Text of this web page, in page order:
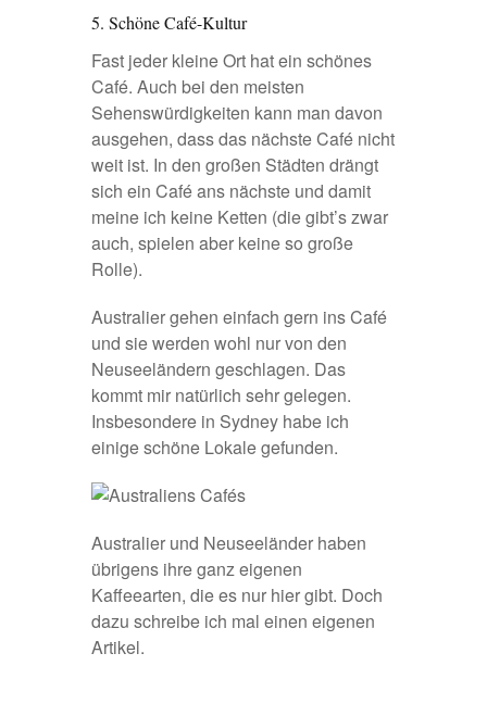
5. Schöne Café-Kultur
Fast jeder kleine Ort hat ein schönes
Café. Auch bei den meisten
Sehenswürdigkeiten kann man davon
ausgehen, dass das nächste Café nicht
weit ist. In den großen Städten drängt
sich ein Café ans nächste und damit
meine ich keine Ketten (die gibt’s zwar
auch, spielen aber keine so große
Rolle).
Australier gehen einfach gern ins Café
und sie werden wohl nur von den
Neuseeländern geschlagen. Das
kommt mir natürlich sehr gelegen.
Insbesondere in Sydney habe ich
einige schöne Lokale gefunden.
Australier und Neuseeländer haben
übrigens ihre ganz eigenen
Kaffeearten, die es nur hier gibt. Doch
dazu schreibe ich mal einen eigenen
Artikel.